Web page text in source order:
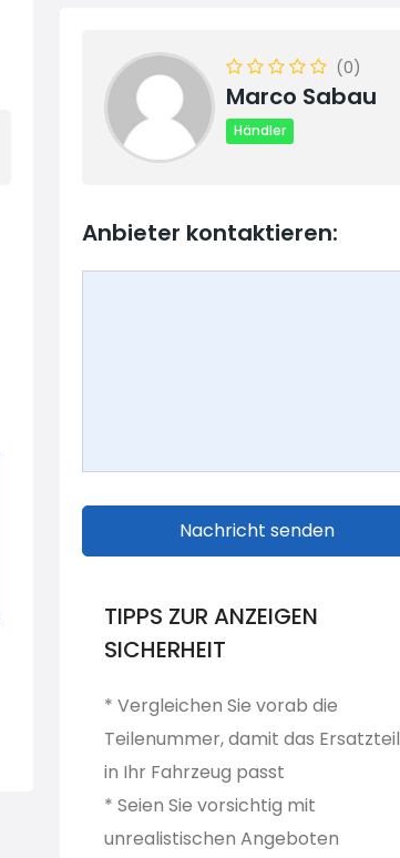
(0)
Marco Sabau
Händler
Anbieter kontaktieren:
Nachricht senden
TIPPS ZUR ANZEIGEN
SICHERHEIT
* Vergleichen Sie vorab die
Teilenummer, damit das Ersatzteil
in Ihr Fahrzeug passt
* Seien Sie vorsichtig mit
unrealistischen Angeboten